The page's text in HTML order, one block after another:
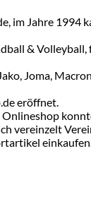
im Jahre 1994
& Volleyball,
Joma,
eröffnet.
vereinzelt